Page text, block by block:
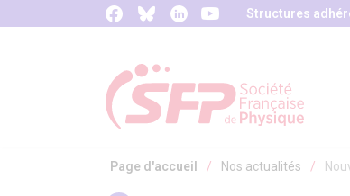
Panneau de gestion des cookies Structures
Page d'accueil / Nos actualités /